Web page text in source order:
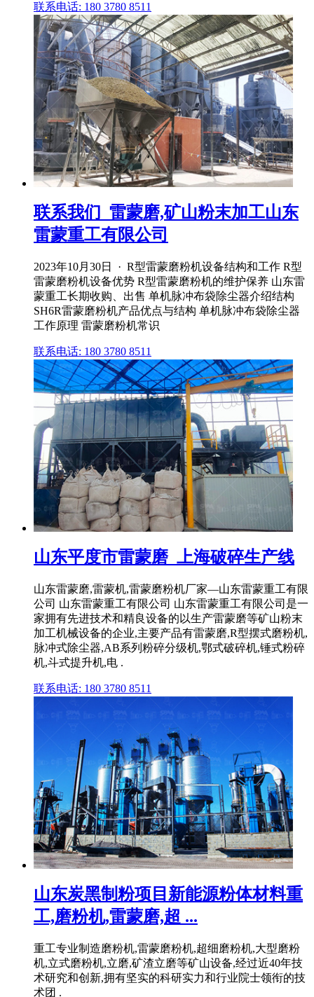
联系电话: 180 3780 8511
联系我们_雷蒙磨,矿山粉末加工山东
雷蒙重工有限公司
2023年10月30日 · R型雷蒙磨粉机设备结构和工作 R型
雷蒙磨粉机设备优势 R型雷蒙磨粉机的维护保养 山东雷
蒙重工长期收购、出售 单机脉冲布袋除尘器介绍结构
SH6R雷蒙磨粉机产品优点与结构 单机脉冲布袋除尘器
工作原理 雷蒙磨粉机常识
联系电话: 180 3780 8511
山东平度市雷蒙磨_上海破碎生产线
山东雷蒙磨,雷蒙机,雷蒙磨粉机厂家—山东雷蒙重工有限
公司 山东雷蒙重工有限公司 山东雷蒙重工有限公司是一
家拥有先进技术和精良设备的以生产雷蒙磨等矿山粉末
加工机械设备的企业,主要产品有雷蒙磨,R型摆式磨粉机,
脉冲式除尘器,AB系列粉碎分级机,鄂式破碎机,锤式粉碎
机,斗式提升机,电 .
联系电话: 180 3780 8511
山东炭黑制粉项目新能源粉体材料重
工,磨粉机,雷蒙磨,超 ...
重工专业制造磨粉机,雷蒙磨粉机,超细磨粉机,大型磨粉
机,立式磨粉机,立磨,矿渣立磨等矿山设备,经过近40年技
术研究和创新,拥有坚实的科研实力和行业院士领衔的技
术团 .